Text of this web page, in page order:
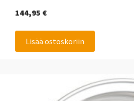
144,95 €
Lisää ostoskoriin